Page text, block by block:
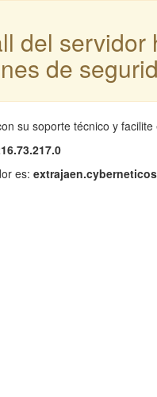
del
de
su soporte técnico y
es: